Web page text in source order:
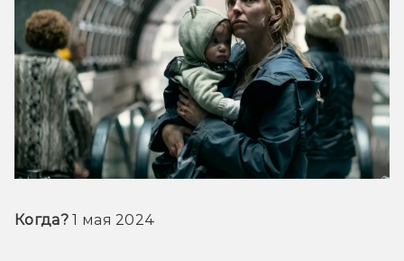
Когда? 1 мая 2024